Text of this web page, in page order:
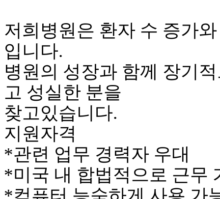
저희병원은 환자 수 증가
입니다.
병원의 성장과 함께 장기
고 성실한 분을
찾고있습니다.
지원자격
*관련 업무 경력자 우대
*미국 내 합법적으로 근무